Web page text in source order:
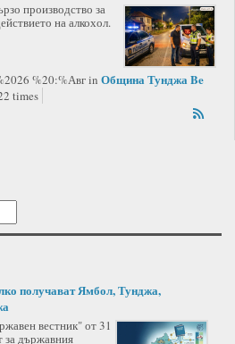
производство за
на алкохол.
%20:%Авгin Община ТунджаBe
times
получават Ямбол, Тунджа,
вестник" от 31
за държавния